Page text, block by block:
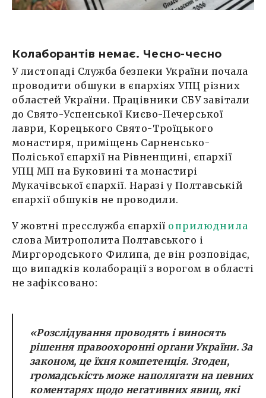
Колаборантів немає. Чесно-чесно
У листопаді Служба безпеки України почала
проводити обшуки в єпархіях УПЦ різних
областей України. Працівники СБУ завітали
до Свято-Успенської Києво-Печерської
лаври, Корецького Свято-Троїцького
монастиря, приміщень Сарненсько-
Поліської єпархії на Рівненщині, єпархії
УПЦ МП на Буковині та монастирі
Мукачівської єпархії. Наразі у Полтавській
єпархії обшуків не проводили.
У жовтні пресслужба єпархії оприлюднила
слова Митрополита Полтавського і
Миргородського Филипа, де він розповідає,
що випадків колаборації з ворогом в області
не зафіксовано:
«Розслідування проводять і виносять
рішення правоохоронні органи України. За
законом, це їхня компетенція. Згоден,
громадськість може наполягати на певних
коментарях щодо негативних явищ, які